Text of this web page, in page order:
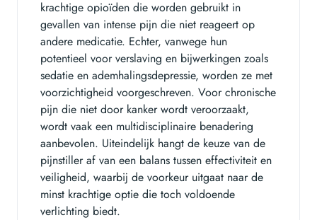
krachtige opioïden die worden gebruikt in
gevallen van intense pijn die niet reageert op
andere medicatie. Echter, vanwege hun
potentieel voor verslaving en bijwerkingen zoals
sedatie en ademhalingsdepressie, worden ze met
voorzichtigheid voorgeschreven. Voor chronische
pijn die niet door kanker wordt veroorzaakt,
wordt vaak een multidisciplinaire benadering
aanbevolen. Uiteindelijk hangt de keuze van de
pijnstiller af van een balans tussen effectiviteit en
veiligheid, waarbij de voorkeur uitgaat naar de
minst krachtige optie die toch voldoende
verlichting biedt.